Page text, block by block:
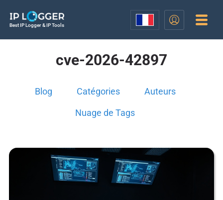
Best IP Logger & IP Tools
cve-2026-42897
Blog Catégories Auteurs
Nuage de Tags